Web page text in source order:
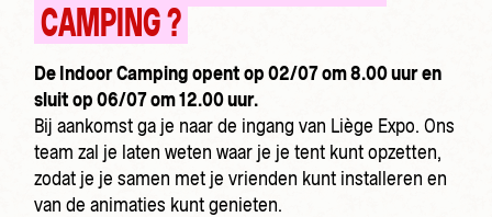
CAMPING ?
De Indoor Camping opent op 02/07 om 8.00 uur en
sluit op 06/07 om 12.00 uur.
Bij aankomst ga je naar de ingang van Liège Expo. Ons
team zal je laten weten waar je je tent kunt opzetten,
zodat je je samen met je vrienden kunt installeren en
van de animaties kunt genieten.